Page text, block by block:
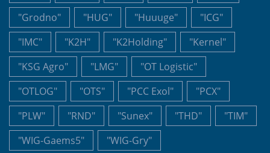
"Grodno"
"HUG" "Huuuge"
"ICG"
"IMC"
"K2H" "K2Holding"
"Kernel"
"KSG Agro"
"LMG"
"OT Logistic"
"OTLOG"
"OTS" "PCC Exol"
"PCX"
"PLW"
"RND" "Sunex" "THD"
"TIM"
"WIG-Gaems5"
"WIG-Gry"